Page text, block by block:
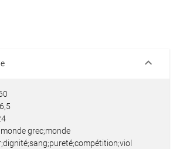
keyboard_arrow_down
grec;monde